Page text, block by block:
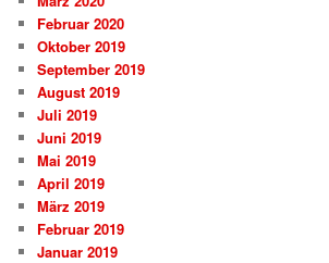
Februar 2020
Oktober 2019
September 2019
August 2019
Juli 2019
Juni 2019
Mai 2019
April 2019
März 2019
Februar 2019
Januar 2019